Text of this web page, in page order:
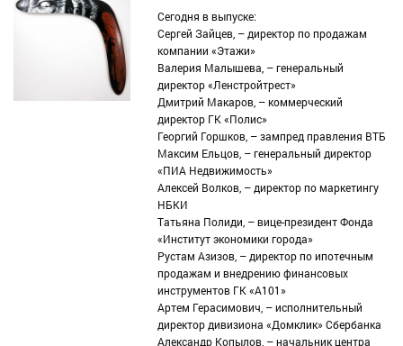
Сегодня в выпуске:
Сергей Зайцев, – директор по продажам
компании «Этажи»
Валерия Малышева, – генеральный
директор «Ленстройтрест»
Дмитрий Макаров, – коммерческий
директор ГК «Полис»
Георгий Горшков, – зампред правления ВТБ
Максим Ельцов, – генеральный директор
«ПИА Недвижимость»
Алексей Волков, – директор по маркетингу
НБКИ
Татьяна Полиди, – вице-президент Фонда
«Институт экономики города»
Рустам Азизов, – директор по ипотечным
продажам и внедрению финансовых
инструментов ГК «А101»
Артем Герасимович, – исполнительный
директор дивизиона «Домклик» Сбербанка
Александр Копылов, – начальник центра